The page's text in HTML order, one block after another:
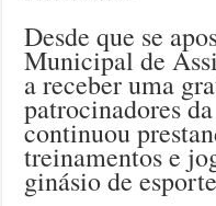
Desde que se
Municipal de
a receber uma
patrocinadores
continuou
treinamentos e
ginásio de